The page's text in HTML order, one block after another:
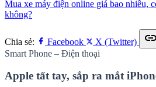
Mua xe máy điện online giá bao nhiêu,
không?
Chia sẻ: Facebook X (Twitter) link
Smart Phone – Điện thoại
Apple tất tay, sắp ra mắt